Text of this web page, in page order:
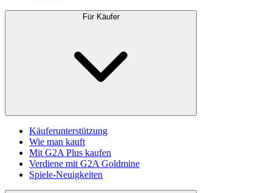
Für Käufer
Käuferunterstützung
Wie man kauft
Mit G2A Plus kaufen
Verdiene mit G2A Goldmine
Spiele-Neuigkeiten